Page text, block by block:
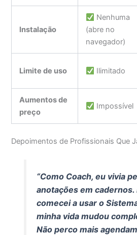
Instalação
Nenhuma
(abre no
navegador)
Limite de uso Ilimitado
Aumentos de
preço
Impossível
Depoimentos de Profissionais Que
“Como Coach, eu vivia
anotações em cadernos.
comecei a usar o
minha vida mudou
Não perco mais